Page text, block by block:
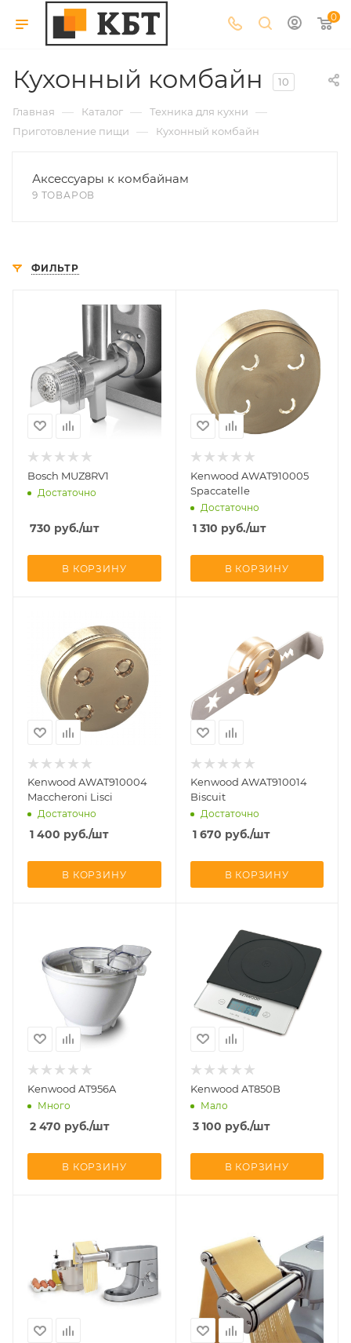
0
Кухонный комбайн 10
Главная — Каталог — Техника для кухни —
Приготовление пищи — Кухонный комбайн
Аксессуары к комбайнам
9 ТОВАРОВ
ФИЛЬТР
Bosch MUZ8RV1
Достаточно
730 руб./шт
В КОРЗИНУ
Kenwood AWAT910005
Spaccatelle
Достаточно
1 310 руб./шт
В КОРЗИНУ
Kenwood AWAT910004
Maccheroni Lisci
Достаточно
1 400 руб./шт
В КОРЗИНУ
Kenwood AWAT910014
Biscuit
Достаточно
1 670 руб./шт
В КОРЗИНУ
Kenwood AT956A
Много
2 470 руб./шт
В КОРЗИНУ
Kenwood AT850B
Мало
3 100 руб./шт
В КОРЗИНУ